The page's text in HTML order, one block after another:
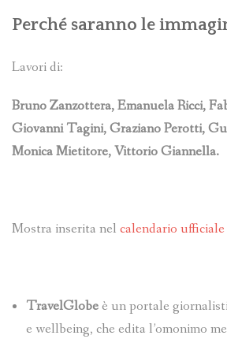
Perché saranno le
Lavori di:
Bruno Zanzottera, Emanuela Ricci,
Giovanni Tagini, Graziano Perotti,
Monica Mietitore, Vittorio Giannella.
Mostra inserita nel calendario
TravelGlobeè un portale
e wellbeing, che edita l’omonimo